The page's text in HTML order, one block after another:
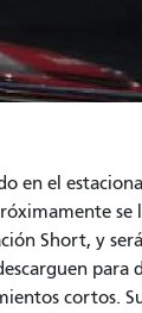
en el
se
Short, y
para
cortos.